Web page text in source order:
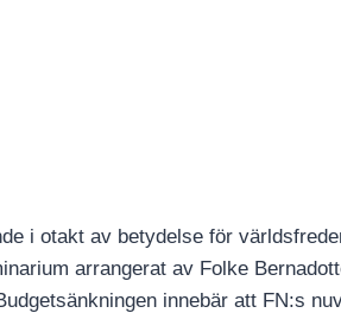
i otakt av betydelse för
arrangerat av Folke
innebär att FN:s